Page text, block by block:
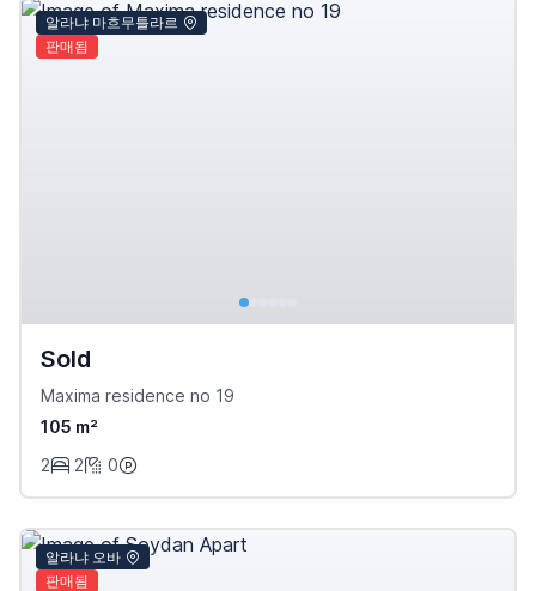
알라냐 마흐무틀라르
판매됨
Sold
Maxima residence no 19
105 m²
2
2 0
알라냐 오바
판매됨